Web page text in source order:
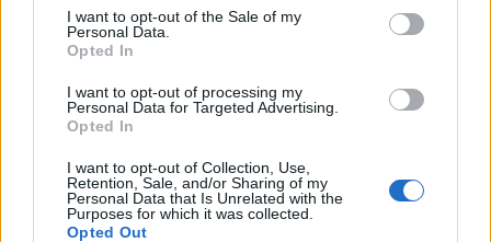
services and may gather and store information including but
not limited to your visit or usage behaviour. You may click to
grant or deny consent to Google and its third-party tags to
consent section.
I want to opt-out of the Sale of my
Personal Data.
Opted In
I want to opt-out of processing my
Personal Data for Targeted Advertising.
Opted In
I want to opt-out of Collection, Use,
Retention, Sale, and/or Sharing of my
Personal Data that Is Unrelated with the
Purposes for which it was collected.
Opted Out